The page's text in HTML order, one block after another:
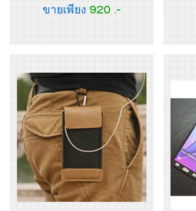
ขายเพียง 920 .-